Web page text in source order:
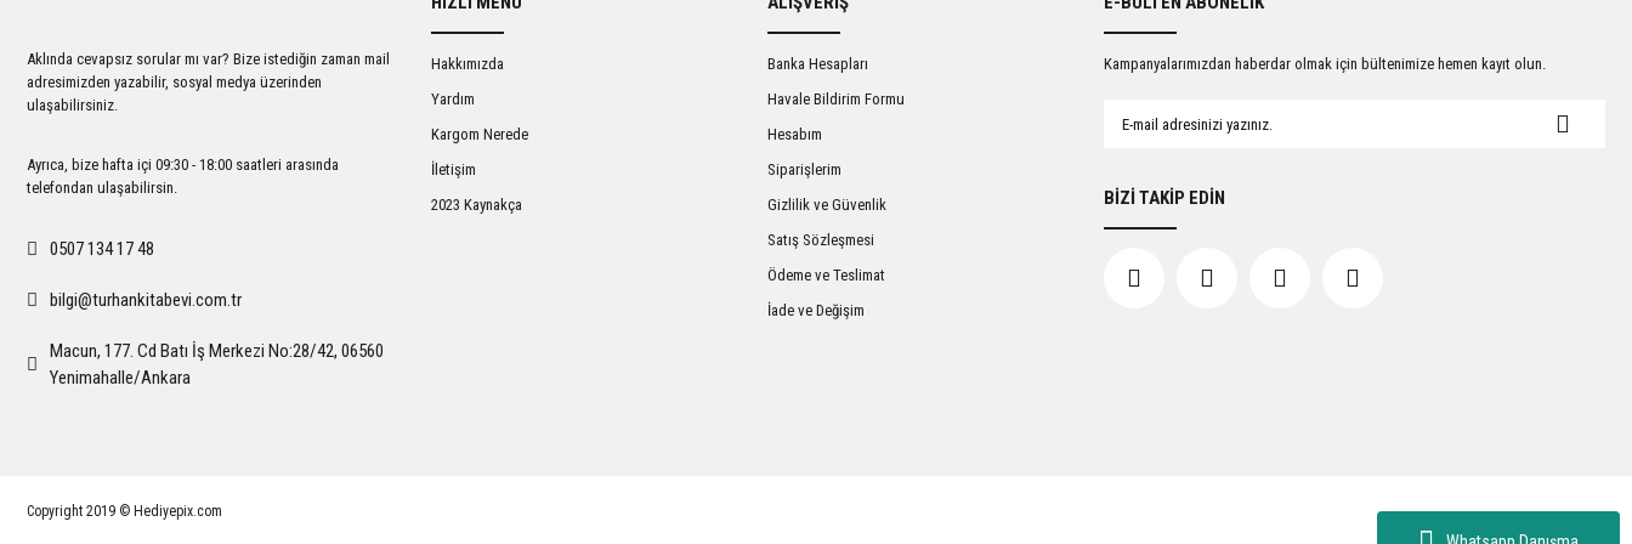
Ürün fiyatı diğer sitelerden daha pahalı.
Bu ürüne benzer farklı alternatifler olmalı.
Gönder
Aklında cevapsız sorular mı var? Bize istediğin zaman mail
adresimizden yazabilir, sosyal medya üzerinden
ulaşabilirsiniz.
Ayrıca, bize hafta içi 09:30 - 18:00 saatleri arasında
telefondan ulaşabilirsin.
0507 134 17 48
bilgi@turhankitabevi.com.tr
Macun, 177. Cd Batı İş Merkezi No:28/42, 06560
Yenimahalle/Ankara
Hakkımızda
Yardım
Kargom Nerede
İletişim
2023 Kaynakça
Banka Hesapları
Havale Bildirim Formu
Hesabım
Siparişlerim
Gizlilik ve Güvenlik
Satış Sözleşmesi
Ödeme ve Teslimat
İade ve Değişim
Kampanyalarımızdan haberdar olmak için bültenimize hemen kayıt olun.
BİZİ TAKİP EDİN
Copyright 2019 © Hediyepix.com